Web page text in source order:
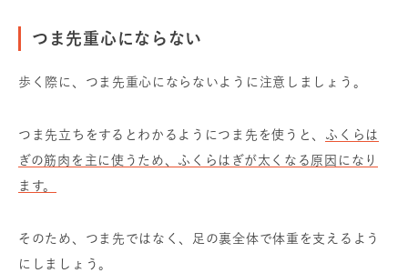
つま先重心にならない
歩く際に、つま先重心にならないように注意しましょう。
つま先立ちをするとわかるようにつま先を使うと、 ふくらは
ぎの筋肉を主に使うため、ふくらはぎが太くなる原因になり
ます。
そのため、つま先ではなく、足の裏全体で体重を支えるよう
にしましょう。